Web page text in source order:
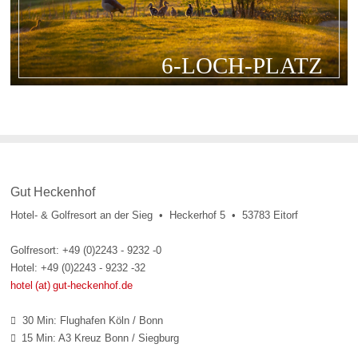
6-LOCH-PLATZ
Gut Heckenhof
Hotel- & Golfresort an der Sieg • Heckerhof 5 • 53783 Eitorf
Golfresort: +49 (0)2243 - 9232 -0
Hotel: +49 (0)2243 - 9232 -32
hotel (at) gut-heckenhof.de
 30 Min: Flughafen Köln / Bonn
 15 Min: A3 Kreuz Bonn / Siegburg